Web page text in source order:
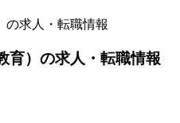
の求人・転職情報
育）の求人・転職情報